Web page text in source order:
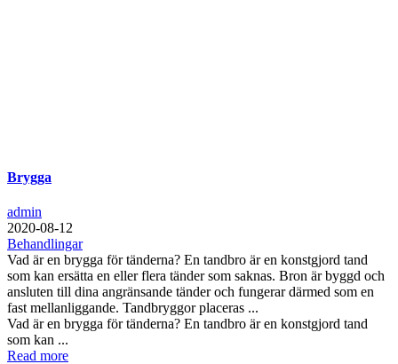
Brygga
admin
2020-08-12
Behandlingar
Vad är en brygga för tänderna? En tandbro är en konstgjord tand
som kan ersätta en eller flera tänder som saknas. Bron är byggd och
ansluten till dina angränsande tänder och fungerar därmed som en
fast mellanliggande. Tandbryggor placeras ...
Vad är en brygga för tänderna? En tandbro är en konstgjord tand
som kan ...
Read more